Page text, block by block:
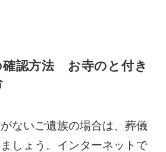
確認方法 お寺のと付き
ないご遺族の場合は、葬儀
しょう。インターネットで